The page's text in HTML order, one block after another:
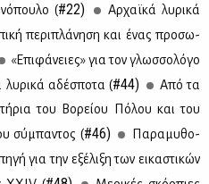
(#22)
Αρ­χαϊ­κά λυ­ρι­κά
πε­ρι­πλά­νη­ση και ένας προ­σω­
«Επι­φά­νειες» για τον γλωσ­σο­λό­γο
λυ­ρι­κά αδέ­σπο­τα (#44)
Από τα
του Βο­ρεί­ου Πό­λου και του
σύ­μπα­ντος (#46)
Πα­ρα­μυ­θο­
για την εξέ­λι­ξη των ει­κα­στι­κών